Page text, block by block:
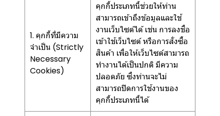
1. คุกกี้ที่มีความ
จำเป็น (Strictly
Necessary
Cookies)
คุกกี้ประเภทนี้ช่วยให้ท่าน
สามารถเข้าถึงข้อมูลและใช้
งานเว็บไซต์ได้ เช่น การลงชื่อ
เข้าใช้เว็บไซต์ หรือการสั่งซื้อ
สินค้า เพื่อให้เว็บไซต์สามารถ
ทำงานได้เป็นปกติ มีความ
ปลอดภัย ซึ่งท่านจะไม่
สามารถปิดการใช้งานของ
คุกกี้ประเภทนี้ได้